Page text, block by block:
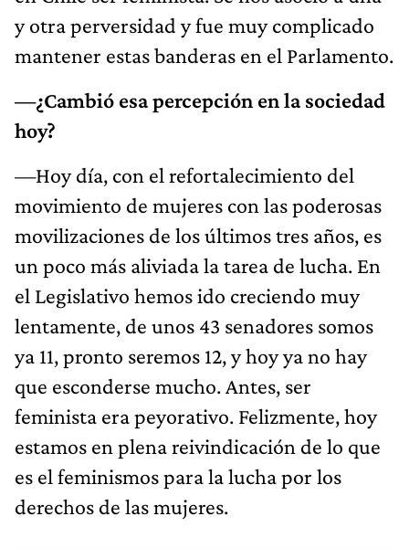
y otra perversidad y fue muy complicado
mantener estas banderas en el Parlamento.
—¿Cambió esa percepción en la sociedad
hoy?
—Hoy día, con el refortalecimiento del
movimiento de mujeres con las poderosas
movilizaciones de los últimos tres años, es
un poco más aliviada la tarea de lucha. En
el Legislativo hemos ido creciendo muy
lentamente, de unos 43 senadores somos
ya 11, pronto seremos 12, y hoy ya no hay
que esconderse mucho. Antes, ser
feminista era peyorativo. Felizmente, hoy
estamos en plena reivindicación de lo que
es el feminismos para la lucha por los
derechos de las mujeres.